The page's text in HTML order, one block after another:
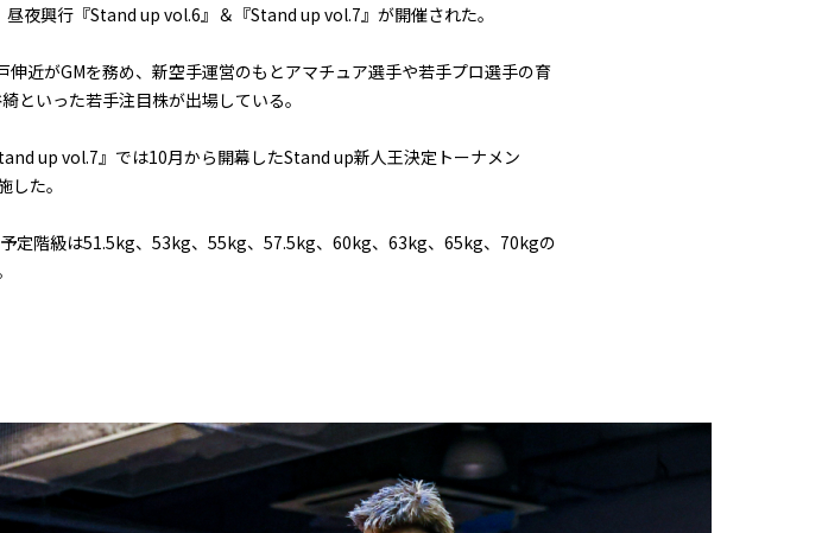
夜興行『Stand up vol.6』＆『Stand up vol.7』が開催された。
近がGMを務め、新空手運営のもとアマチュア選手や若手プロ選手の育
といった若手注目株が出場している。
up vol.7』では10月から開幕したStand up新人王決定トーナメン
た。
定階級は51.5kg、53kg、55kg、57.5kg、60kg、63kg、65kg、70kgの